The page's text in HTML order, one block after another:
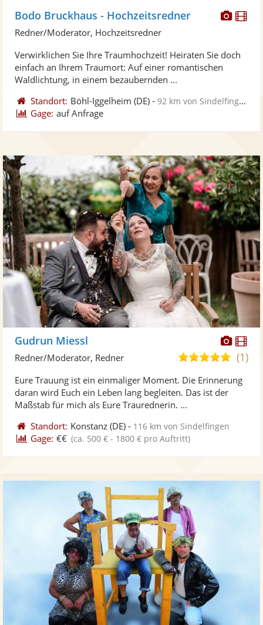
Fotos
Bodo Bruckhaus - Hochzeitsredner
Redner/Moderator, Hochzeitsredner
Verwirklichen Sie Ihre Traumhochzeit! Heiraten Sie doch
einfach an Ihrem Traumort: Auf einer romantischen
Waldlichtung, in einem bezaubernden ...
Standort: Böhl-Iggelheim (DE) -92 km von Sindelfingen
Gage: auf Anfrage
Fotos
Gudrun Miessl
5,0
5
(1)
Redner/Moderator, Redner
Eure Trauung ist ein einmaliger Moment. Die Erinnerung
daran wird Euch ein Leben lang begleiten. Das ist der
Maßstab für mich als Eure Traurednerin. ...
Standort: Konstanz (DE) - 116 km von Sindelfingen
Gage: €€ (ca. 500 € - 1800 € pro Auftritt)